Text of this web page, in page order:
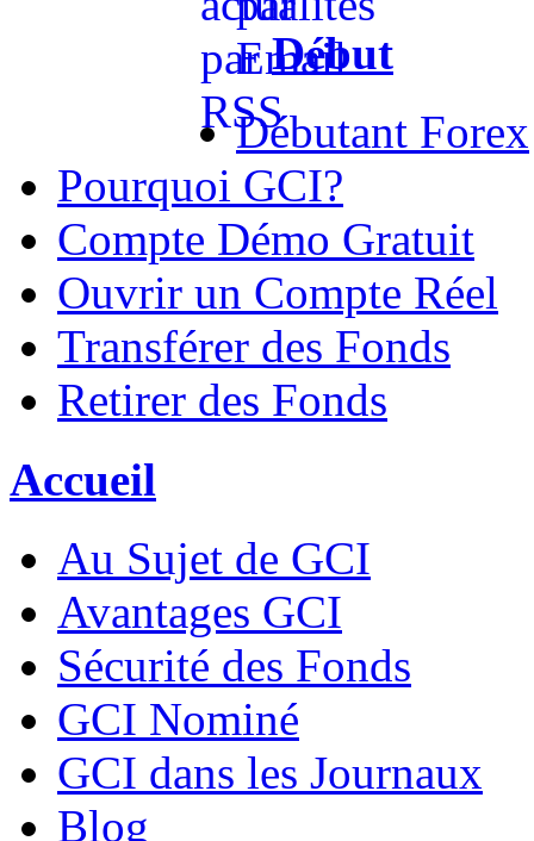
Début
Débutant Forex
Pourquoi GCI?
Compte Démo Gratuit
Ouvrir un Compte Réel
Transférer des Fonds
Retirer des Fonds
Accueil
Au Sujet de GCI
Avantages GCI
Sécurité des Fonds
GCI Nominé
GCI dans les Journaux
Blog